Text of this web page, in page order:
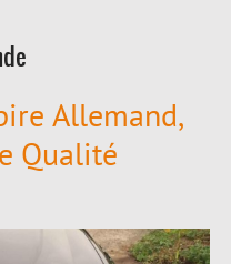
Allemand,
Qualité